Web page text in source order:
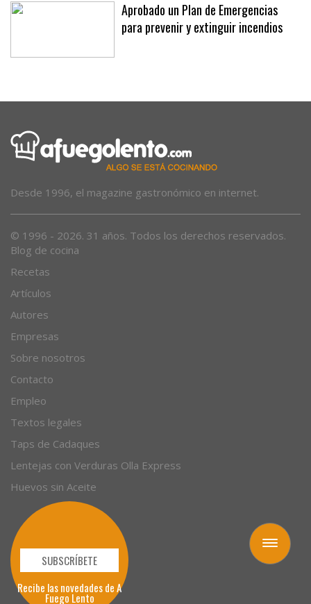
Toggle
navigation
Aprobado un Plan de Emergencias
para prevenir y extinguir incendios
Desde 1996, el magazine gastronómico en internet.
© 1996 - 2026. 31 años. Todos los derechos reservados.
Blog de cocina
Recetas
Artículos
Autores
Empresas
Sobre nosotros
Contacto
Empleo
Textos legales
Taps de Cadaques
Lentejas con Verduras Olla Express
Huevos sin Aceite
SUBSCRÍBETE
Recibe las novedades de A
Fuego Lento